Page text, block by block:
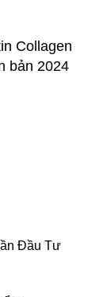
Collagen
bản 2024
Đầu Tư